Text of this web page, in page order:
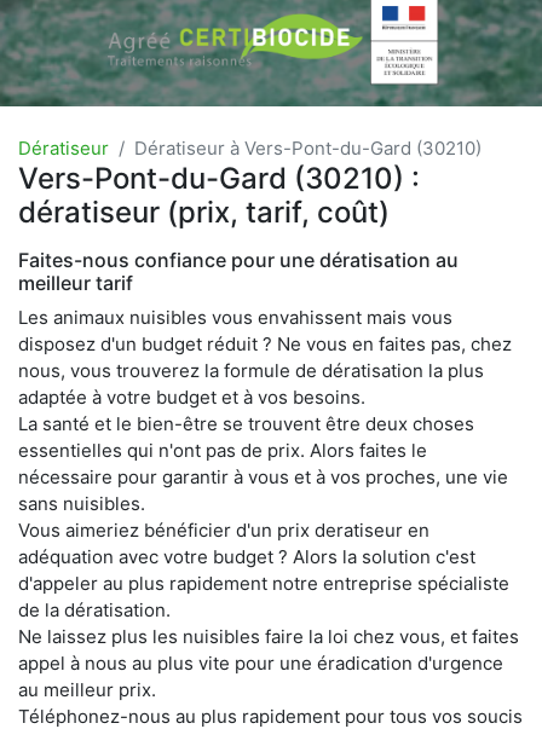
Dératiseur Dératiseur à Vers-Pont-du-Gard (30210)
Vers-Pont-du-Gard (30210) :
dératiseur (prix, tarif, coût)
Faites-nous confiance pour une dératisation au
meilleur tarif
Les animaux nuisibles vous envahissent mais vous
disposez d'un budget réduit ? Ne vous en faites pas, chez
nous, vous trouverez la formule de dératisation la plus
adaptée à votre budget et à vos besoins.
La santé et le bien-être se trouvent être deux choses
essentielles qui n'ont pas de prix. Alors faites le
nécessaire pour garantir à vous et à vos proches, une vie
sans nuisibles.
Vous aimeriez bénéficier d'un prix deratiseur en
adéquation avec votre budget ? Alors la solution c'est
d'appeler au plus rapidement notre entreprise spécialiste
de la dératisation.
Ne laissez plus les nuisibles faire la loi chez vous, et faites
appel à nous au plus vite pour une éradication d'urgence
au meilleur prix.
Téléphonez-nous au plus rapidement pour tous vos soucis